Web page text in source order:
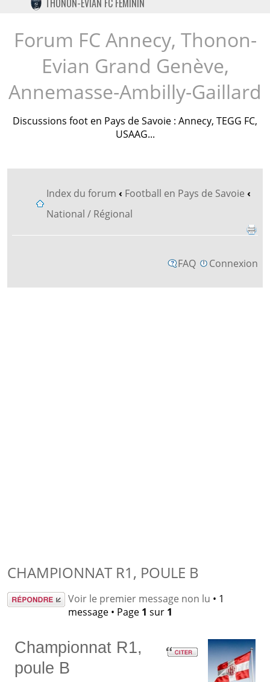
TWITTER
INSTAGRAM
THONON-EVIAN FC FÉMININ
Forum FC Annecy, Thonon-
Evian Grand Genève,
Annemasse-Ambilly-Gaillard
Discussions foot en Pays de Savoie : Annecy, TEGG FC,
USAAG...
Index du forum ‹ Football en Pays de Savoie ‹
National / Régional
FAQ Connexion
CHAMPIONNAT R1, POULE B
Répondre Voir le premier message non lu • 1
message • Page 1 sur 1
Championnat R1,
poule B